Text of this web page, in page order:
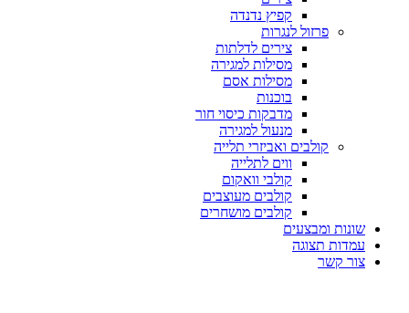
קפיץ נדנדה
פרזול לנגרות
צירים לדלתות
מסילות למגירה
מסילות אסם
בוכנות
מדבקות כיסוי חור
מנעול למגירה
קולבים ואביזרי תלייה
ווים לתלייה
קולבי וואקום
קולבים מעוצבים
קולבים מושחרים
שונות ומבצעים
עמדות תצוגה
צור קשר